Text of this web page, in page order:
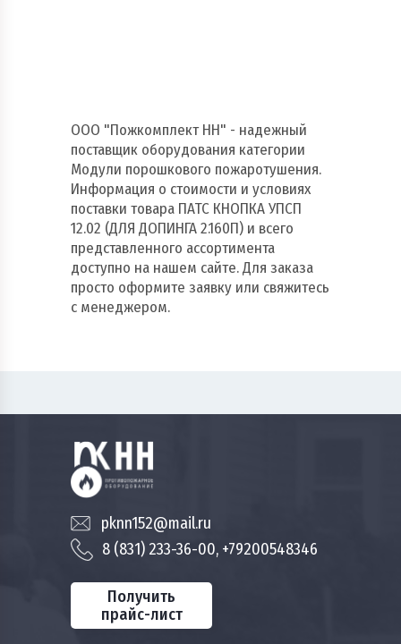
ООО "Пожкомплект НН" - надежный
поставщик оборудования категории
Модули порошкового пожаротушения.
Информация о стоимости и условиях
поставки товара ПАТС КНОПКА УПСП
12.02 (ДЛЯ ДОПИНГА 2.160П) и всего
представленного ассортимента
доступно на нашем сайте. Для заказа
просто оформите заявку или свяжитесь
с менеджером.
pknn152@mail.ru
8 (831) 233-36-00, +79200548346
Получить
прайс-лист